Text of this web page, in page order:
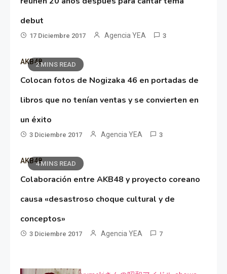
debut
17 Diciembre 2017 Agencia YEA 3
2 MINS READ
AKB48
Colocan fotos de Nogizaka 46 en portadas de
libros que no tenían ventas y se convierten en
un éxito
3 Diciembre 2017 Agencia YEA 3
4 MINS READ
AKB48
Colaboración entre AKB48 y proyecto coreano
causa «desastroso choque cultural y de
conceptos»
3 Diciembre 2017 Agencia YEA 7